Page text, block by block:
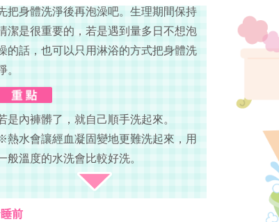
把身體洗淨後再泡澡吧。生理期間保持
潔是很重要的，若是遇到量多日不想泡
的話，也可以只用淋浴的方式把身體洗
。
是內褲髒了，就自己順手洗起來。
熱水會讓經血凝固變地更難洗起來，用
般溫度的水洗會比較好洗。
前